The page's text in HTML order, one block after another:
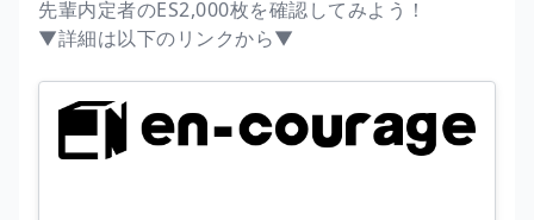
先輩内定者のES2,000枚を確認してみよう！
▼詳細は以下のリンクから▼